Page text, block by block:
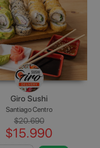
Giro Sushi
Santiago Centro
$20.690
$15.990